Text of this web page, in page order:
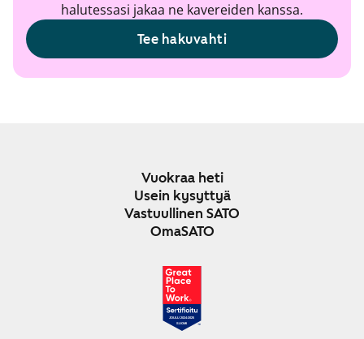
halutessasi jakaa ne kavereiden kanssa.
Tee hakuvahti
Vuokraa heti
Usein kysyttyä
Vastuullinen SATO
OmaSATO
JOULU 2024-2025
SUOMI